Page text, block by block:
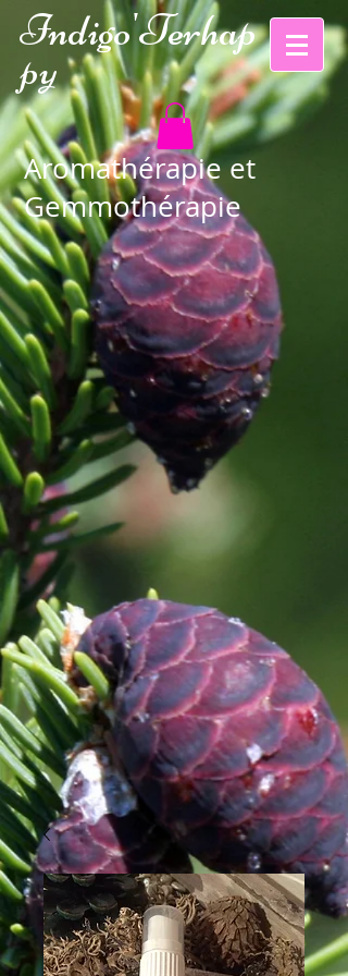
Indigo'Terhap
py
Aromathérapie et
Gemmothérapie